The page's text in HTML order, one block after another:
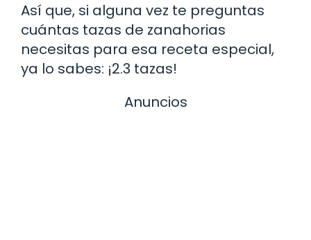
Así que, si alguna vez te preguntas
cuántas tazas de zanahorias
necesitas para esa receta especial,
ya lo sabes: ¡2.3 tazas!
Anuncios